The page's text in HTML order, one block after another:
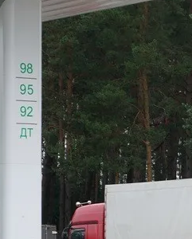
В Альфа-Банке
Баланс Между Работой И
Из 250
Через Сколько
И Познавательные Факты
Люди Провоцируют